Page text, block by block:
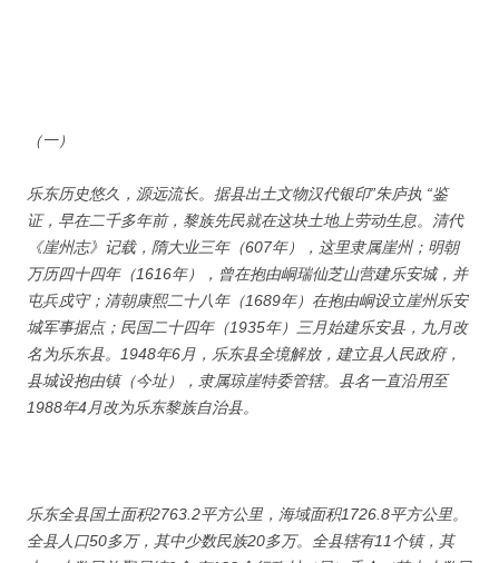
（一）
乐东历史悠久，源远流长。据县出土文物汉代银印”朱庐执 “鉴
证，早在二千多年前，黎族先民就在这块土地上劳动生息。清代
《崖州志》记载，隋大业三年（607年），这里隶属崖州；明朝
万历四十四年（1616年），曾在抱由峒瑞仙芝山营建乐安城，并
屯兵戍守；清朝康熙二十八年（1689年）在抱由峒设立崖州乐安
城军事据点；民国二十四年（1935年）三月始建乐安县，九月改
名为乐东县。1948年6月，乐东县全境解放，建立县人民政府，
县城设抱由镇（今址），隶属琼崖特委管辖。县名一直沿用至
1988年4月改为乐东黎族自治县。
乐东全县国土面积2763.2平方公里，海域面积1726.8平方公里。
全县人口50多万，其中少数民族20多万。全县辖有11个镇，其